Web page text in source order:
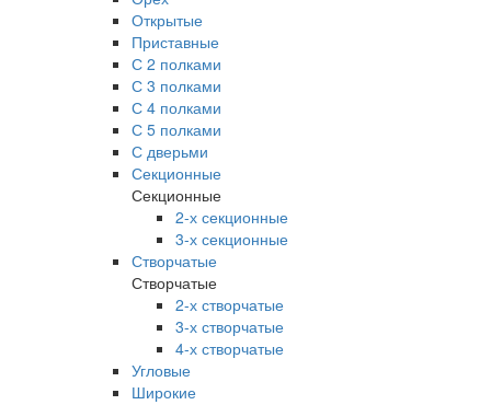
Открытые
Приставные
С 2 полками
С 3 полками
С 4 полками
С 5 полками
С дверьми
Секционные
Секционные
2-х секционные
3-х секционные
Створчатые
Створчатые
2-х створчатые
3-х створчатые
4-х створчатые
Угловые
Широкие